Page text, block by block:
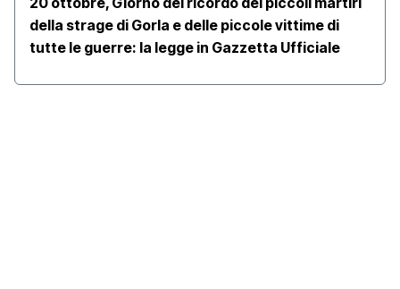
della strage di Gorla e delle piccole vittime di
tutte le guerre: la legge in Gazzetta Ufficiale